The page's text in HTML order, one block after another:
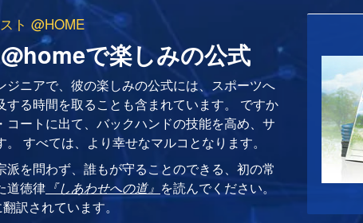
ト @HOME
で楽しみの公式
ジニアで、彼の楽しみの公式には、スポーツへ
する時間を取ることも含まれています。 ですか
コートに出て、バックハンドの技能を高め、サ
すべては、より幸せなマルコとなります。
派を問わず、誰もが守ることのできる、初の常
道徳律 『しあわせへの道』 を読んでください。
訳されています。